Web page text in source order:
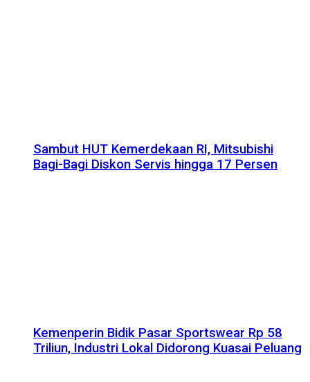
Sambut HUT Kemerdekaan RI, Mitsubishi
Bagi-Bagi Diskon Servis hingga 17 Persen
Kemenperin Bidik Pasar Sportswear Rp 58
Triliun, Industri Lokal Didorong Kuasai Peluang